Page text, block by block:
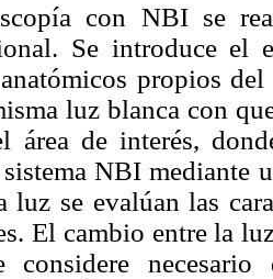
con NBI se
Se introduce el
anatómicos propios
luz blanca con
área de interés,
NBI mediante
luz se evalúan las
El cambio entre la
considere